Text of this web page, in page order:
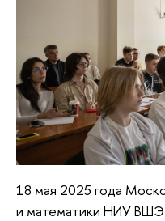
18 мая 2025 года
и математики НИУ ВШЭ